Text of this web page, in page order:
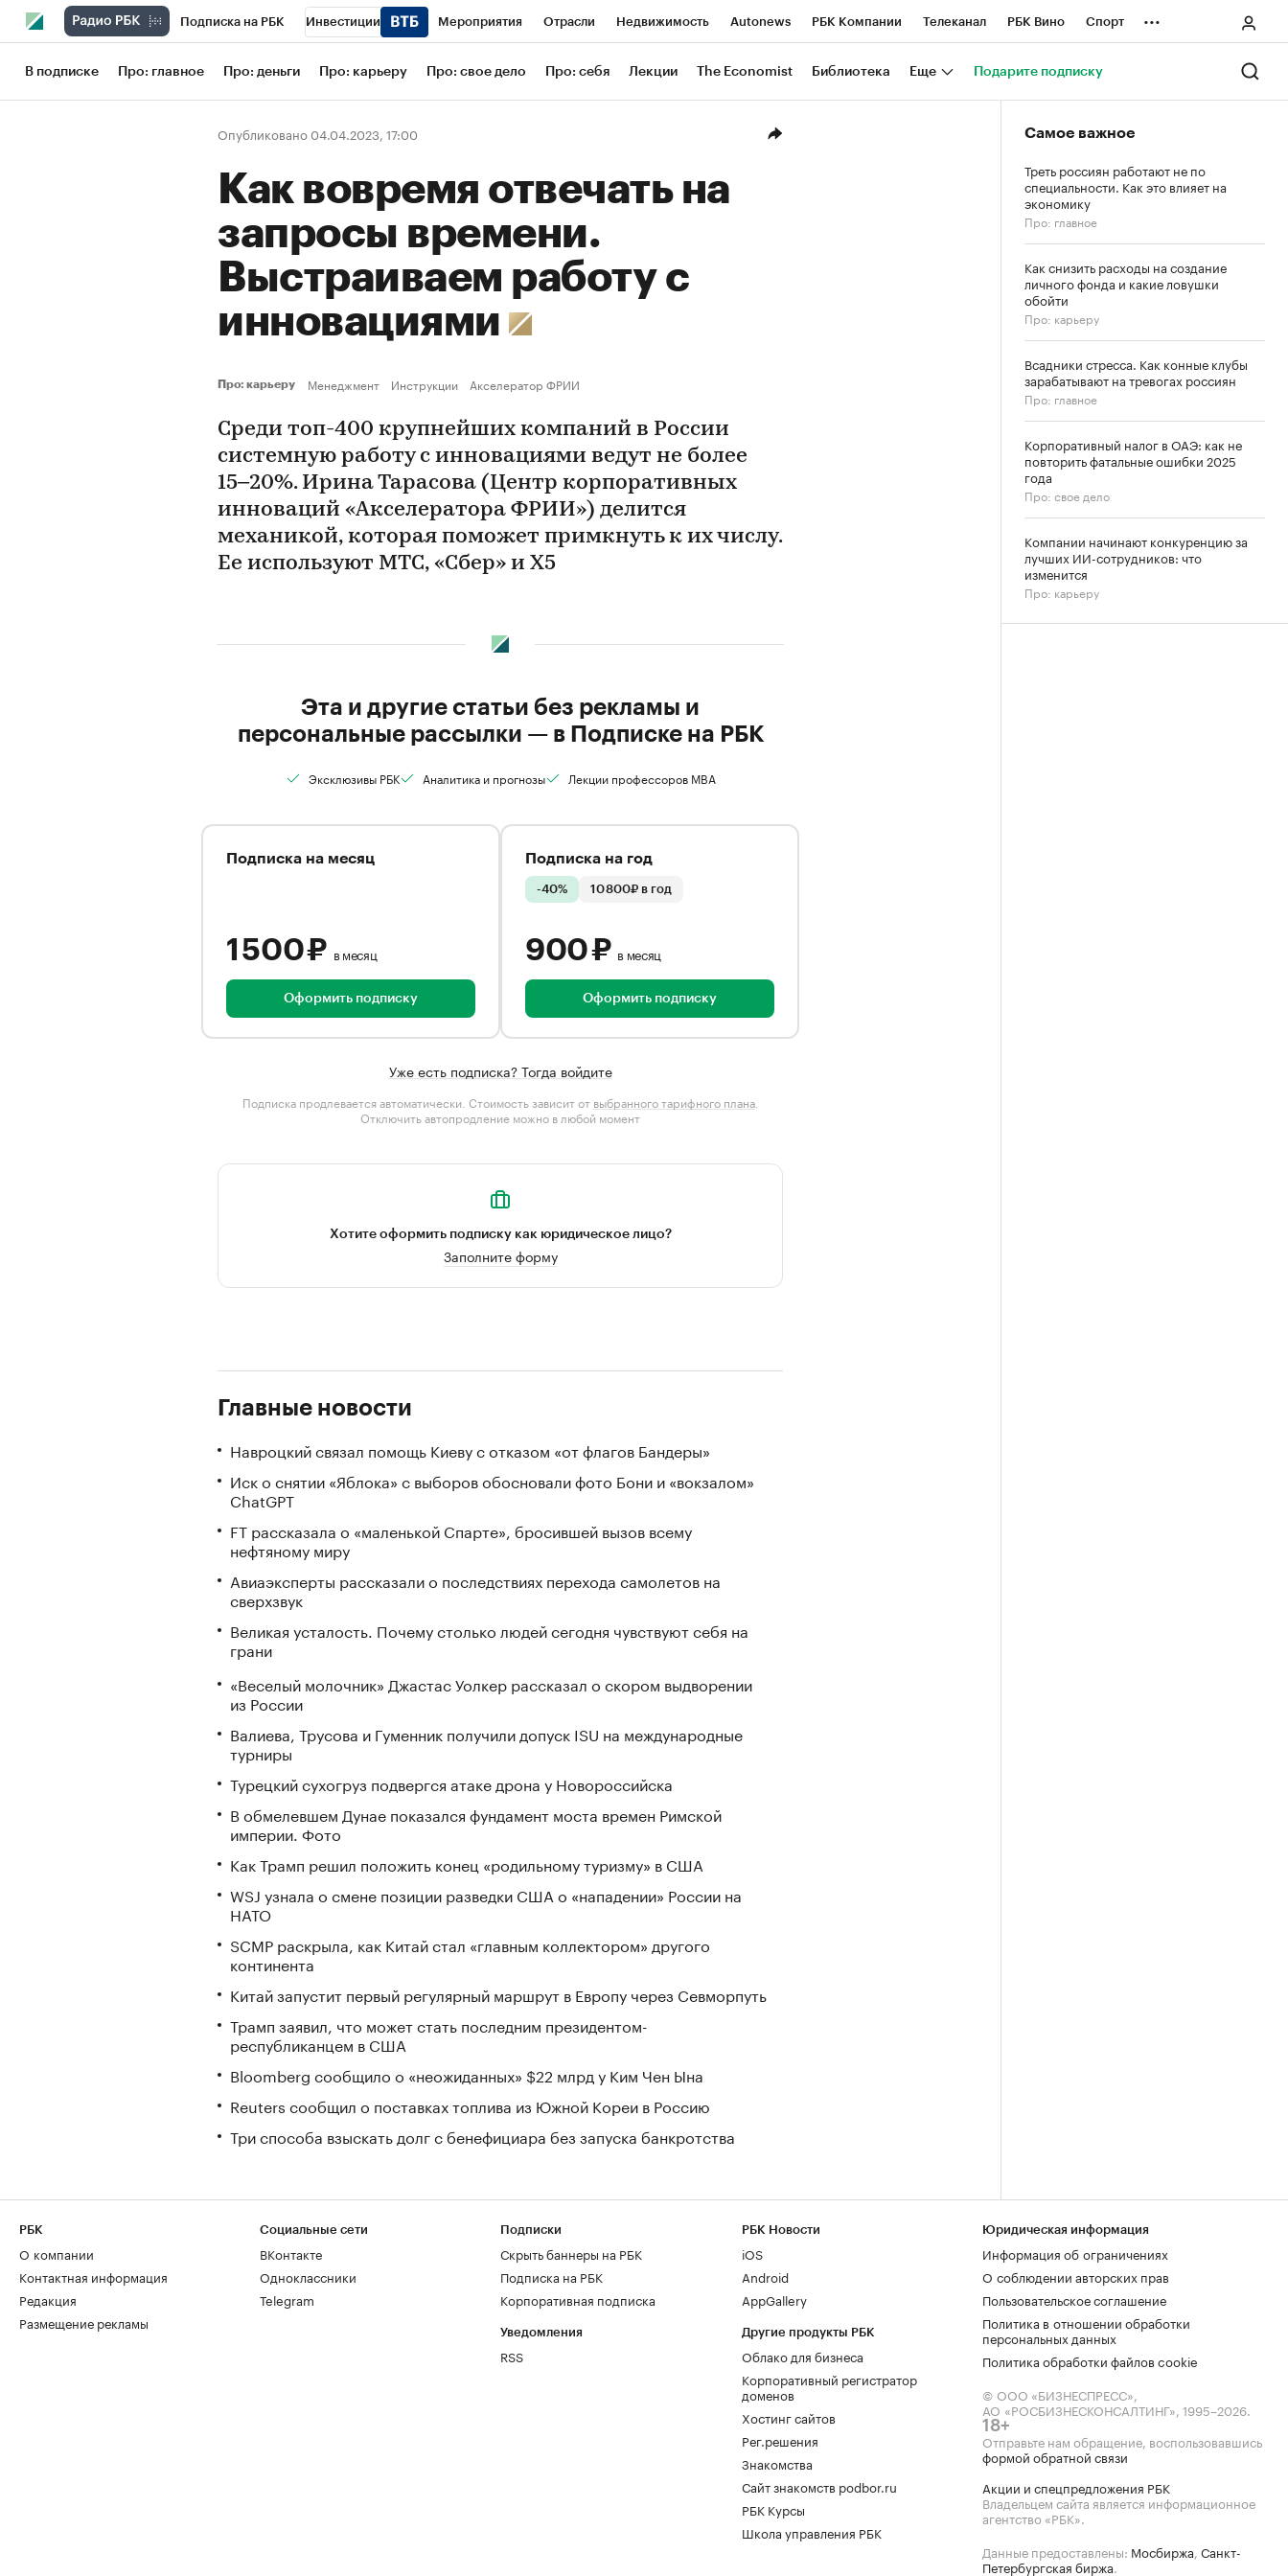
Подписка на РБК Инвестиции Мероприятия Отрасли Недвижимость Autonews РБК Компании Телеканал РБК Вино Спорт
Школа управления РБК РБК Образование РБК Life Тренды Визионеры Национальные проекты Город
Рынок наличной валюты
...
В подписке Про: главное Про: деньги Про: карьеру Про: свое дело Про: себя Лекции The Economist Библиотека Еще Подарите подписку
Опубликовано 04.04.2023, 17:00
Как вовремя отвечать на
запросы времени.
Выстраиваем работу с
инновациями
Про: карьеру Менеджмент Инструкции Акселератор ФРИИ
Среди топ-400 крупнейших компаний в России
системную работу с инновациями ведут не более
15–20%. Ирина Тарасова (Центр корпоративных
инноваций «Акселератора ФРИИ») делится
механикой, которая поможет примкнуть к их числу.
Ее используют МТС, «Сбер» и X5
Эта и другие статьи без рекламы и
персональные рассылки — в Подписке на РБК
Эксклюзивы РБК Аналитика и прогнозы Лекции профессоров MBA
Подписка на месяц
1 500 ₽ в месяц
Оформить подписку
Подписка на год
-40% 10 800₽ в год
900 ₽ в месяц
Оформить подписку
Уже есть подписка? Тогда войдите
Подписка продлевается автоматически. Стоимость зависит от выбранного тарифного плана.
Отключить автопродление можно в любой момент
Хотите оформить подписку как юридическое лицо?
Заполните форму
Главные новости
Навроцкий связал помощь Киеву с отказом «от флагов Бандеры»
Иск о снятии «Яблока» с выборов обосновали фото Бони и «вокзалом»
ChatGPT
FT рассказала о «маленькой Спарте», бросившей вызов всему
нефтяному миру
Авиаэксперты рассказали о последствиях перехода самолетов на
сверхзвук
Великая усталость. Почему столько людей сегодня чувствуют себя на
грани
«Веселый молочник» Джастас Уолкер рассказал о скором выдворении
из России
Валиева, Трусова и Гуменник получили допуск ISU на международные
турниры
Турецкий сухогруз подвергся атаке дрона у Новороссийска
В обмелевшем Дунае показался фундамент моста времен Римской
империи. Фото
Как Трамп решил положить конец «родильному туризму» в США
WSJ узнала о смене позиции разведки США о «нападении» России на
НАТО
SCMP раскрыла, как Китай стал «главным коллектором» другого
континента
Китай запустит первый регулярный маршрут в Европу через Севморпуть
Трамп заявил, что может стать последним президентом-
республиканцем в США
Bloomberg сообщило о «неожиданных» $22 млрд у Ким Чен Ына
Reuters сообщил о поставках топлива из Южной Кореи в Россию
Три способа взыскать долг с бенефициара без запуска банкротства
Самое важное
Треть россиян работают не по
специальности. Как это влияет на
экономику
Про: главное
Как снизить расходы на создание
личного фонда и какие ловушки
обойти
Про: карьеру
Всадники стресса. Как конные клубы
зарабатывают на тревогах россиян
Про: главное
Корпоративный налог в ОАЭ: как не
повторить фатальные ошибки 2025
года
Про: свое дело
Компании начинают конкуренцию за
лучших ИИ-сотрудников: что
изменится
Про: карьеру
РБК
О компании
Контактная информация
Редакция
Размещение рекламы
Социальные сети
ВКонтакте
Одноклассники
Telegram
Подписки
Скрыть баннеры на РБК
Подписка на РБК
Корпоративная подписка
Уведомления
RSS
РБК Новости
iOS
Android
AppGallery
Другие продукты РБК
Облако для бизнеса
Корпоративный регистратор
доменов
Хостинг сайтов
Рег.решения
Знакомства
Сайт знакомств podbor.ru
РБК Курсы
Школа управления РБК
Юридическая информация
Информация об ограничениях
О соблюдении авторских прав
Пользовательское соглашение
Политика в отношении обработки
персональных данных
Политика обработки файлов cookie
© ООО «БИЗНЕСПРЕСС»,
АО «РОСБИЗНЕСКОНСАЛТИНГ», 1995–2026.
18+
Отправьте нам обращение, воспользовавшись
формой обратной связи
Акции и спецпредложения РБК
Владельцем сайта является информационное
агентство «РБК».
Данные предоставлены: Мосбиржа, Санкт-
Петербургская биржа.